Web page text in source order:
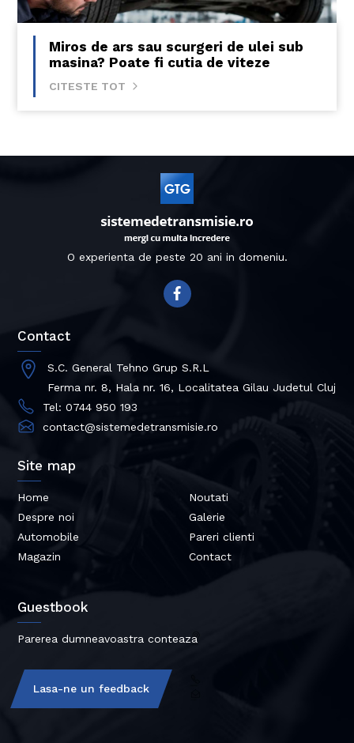
Miros de ars sau scurgeri de ulei sub
masina? Poate fi cutia de viteze
CITESTE TOT
O experienta de peste 20 ani in domeniu.
Site map
Home
Despre noi
Automobile
Magazin
Noutati
Galerie
Pareri clienti
Contact
Contact
S.C. General Tehno Grup S.R.L
Ferma nr. 8, Hala nr. 16, Localitatea Gilau Judetul Cluj
Tel: 0744 950 193
contact@sistemedetransmisie.ro
Guestbook
Parerea dumneavoastra conteaza
Lasa-ne un feedback